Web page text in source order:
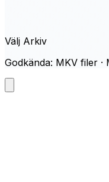
Välj Arkiv
Godkända: MKV filer